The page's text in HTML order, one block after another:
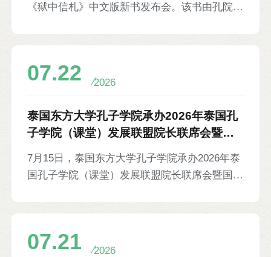
《狱中信札》中文版新书发布会。该书由孔院中
两位译者分享翻译理念，与会人员围绕该书内
巴德岗市副市长拉贾尼·乔希，巴格马蒂省议
员、巴尔·维卡什英语学校校长苏伦德拉·拉杰·
戈赛，阿尼哥协会前主席、汉学家塔姆，孔院中
方院长李双成及各界代表等150余人参加。《劳
动日报》《廓尔喀报》等当地多家媒体对活动进
07.22 2026
泰国东方大学孔子学院承办2026年泰国孔
子学院（课堂）发展联盟院长联席会暨国
7月15日，泰国东方大学孔子学院承办2026年泰
国孔子学院（课堂）发展联盟院长联席会暨国际
态”为主题，围绕人工智能赋能国际中文教育、
07.21 2026